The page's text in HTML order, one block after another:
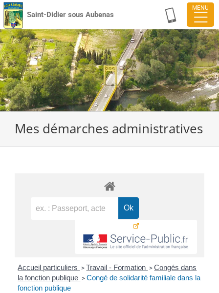
Passer
au
contenu
Saint-Didier sous Aubenas
Mes démarches administratives
Accueil particuliers > Travail - Formation > Congés dans
la fonction publique > Congé de solidarité familiale dans la
fonction publique